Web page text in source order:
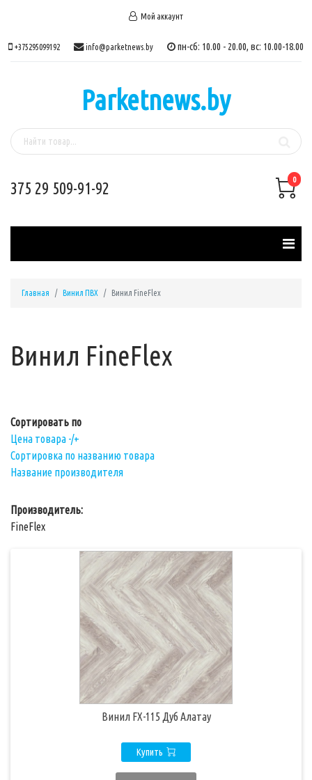
Мой аккаунт
+375295099192 info@parketnews.by пн-сб: 10.00 - 20.00, вс: 10.00-18.00
Parketnews.by
375 29 509-91-92 0
Главная Винил ПВХ Винил FineFlex
Винил FineFlex
Сортировать по
Цена товара -/+
Сортировка по названию товара
Название производителя
Производитель:
FineFlex
Винил FX-115 Дуб Алатау
Купить